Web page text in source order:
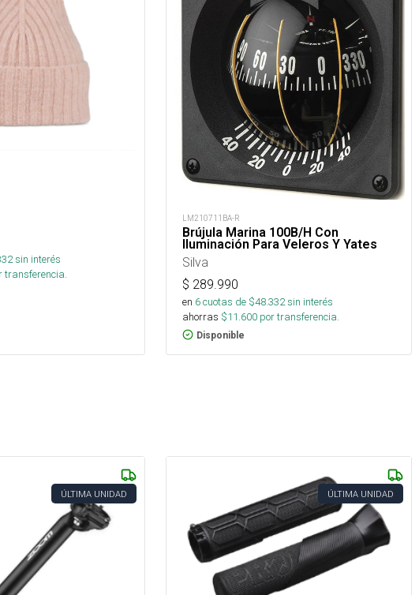
sin interés
transferencia.
LM210711BA-R
Brújula Marina 100B/H Con
Iluminación Para Veleros Y Yates
Silva
$ 289.990
en 6cuotas de $48.332sin interés
ahorras $11.600 por transferencia.
Disponible
ÚLTIMA UNIDAD ÚLTIMA UNIDAD